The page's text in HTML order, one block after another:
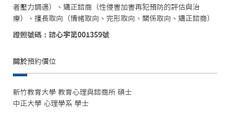
者壓力調適）、矯正諮商（性侵害加害再犯預防的評估與治
療）、擅長取向（情緒取向、完形取向、關係取向、矯正諮商）
證照號碼：諮心字第001359號
關於預約價位
新竹教育大學 教育心理與諮商所 碩士
中正大學 心理學系 學士